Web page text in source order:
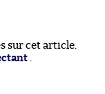
sur cet article.